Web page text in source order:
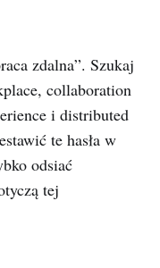
zdalna”. Szukaj
collaboration
i distributed
te hasła w
odsiać
tej